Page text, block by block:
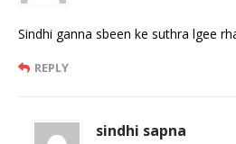
Sindhi ganna sbeen ke suthra lgee
REPLY
sindhi sapna